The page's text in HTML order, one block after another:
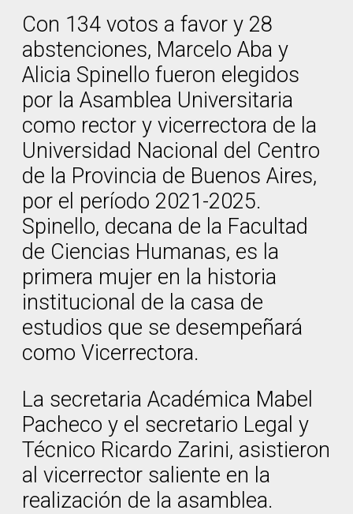
Con 134 votos a favor y 28
abstenciones, Marcelo Aba y
Alicia Spinello fueron elegidos
por la Asamblea Universitaria
como rector y vicerrectora de la
Universidad Nacional del Centro
de la Provincia de Buenos Aires,
por el período 2021-2025.
Spinello, decana de la Facultad
de Ciencias Humanas, es la
primera mujer en la historia
institucional de la casa de
estudios que se desempeñará
como Vicerrectora.
La secretaria Académica Mabel
Pacheco y el secretario Legal y
Técnico Ricardo Zarini, asistieron
al vicerrector saliente en la
realización de la asamblea.